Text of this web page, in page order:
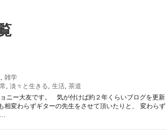
, 雑学
, 淡々と生きる, 生活, 茶道
ニー大友です。 気が付けば約２年くらいブログを更新
相変わらずギターの先生をさせて頂いたりと、 変わらず
…